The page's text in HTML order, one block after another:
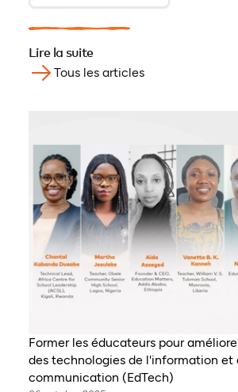
Lire la suite
Tous les articles
Former les éducateurs pour
des technologies de l'information et
communication (EdTech)